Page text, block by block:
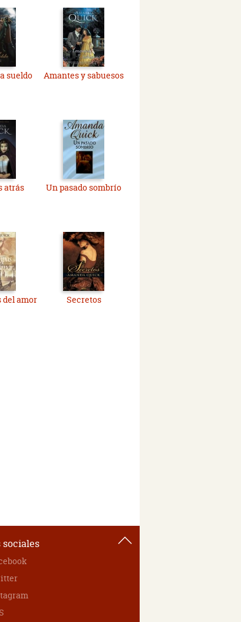
sueldo Amantes y sabuesos
atrás Un pasado sombrío
del amor Secretos
sociales